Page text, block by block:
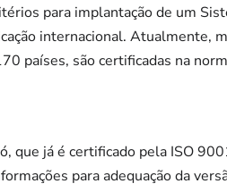
para implantação de um
internacional. Atualmente,
países, são certificadas na
que já é certificado pela ISO
para adequação da